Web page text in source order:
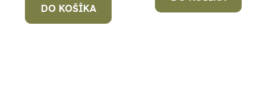
DO KOŠÍKA